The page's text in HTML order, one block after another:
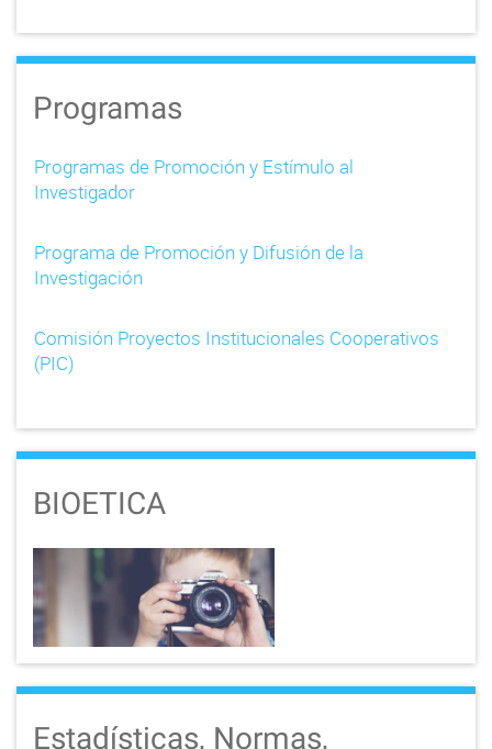
Programas
Programas de Promoción y Estímulo al
Investigador
Programa de Promoción y Difusión de la
Investigación
Comisión Proyectos Institucionales Cooperativos
(PIC)
BIOETICA
Estadísticas, Normas,